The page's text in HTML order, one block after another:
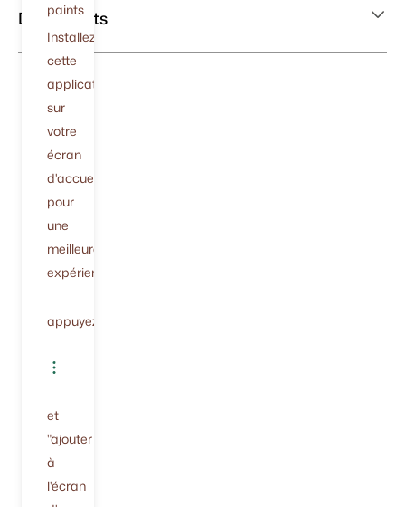
Documents
paints
Installez
cette
application
sur
votre
écran
d'accueil
pour
une
meilleure
expérience.
appuyez
et
"ajouter
à
l'écran